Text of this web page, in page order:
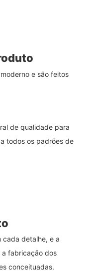
e são feitos
de qualidade para
todos os padrões de
cada detalhe, e a
fabricação dos
conceituadas.